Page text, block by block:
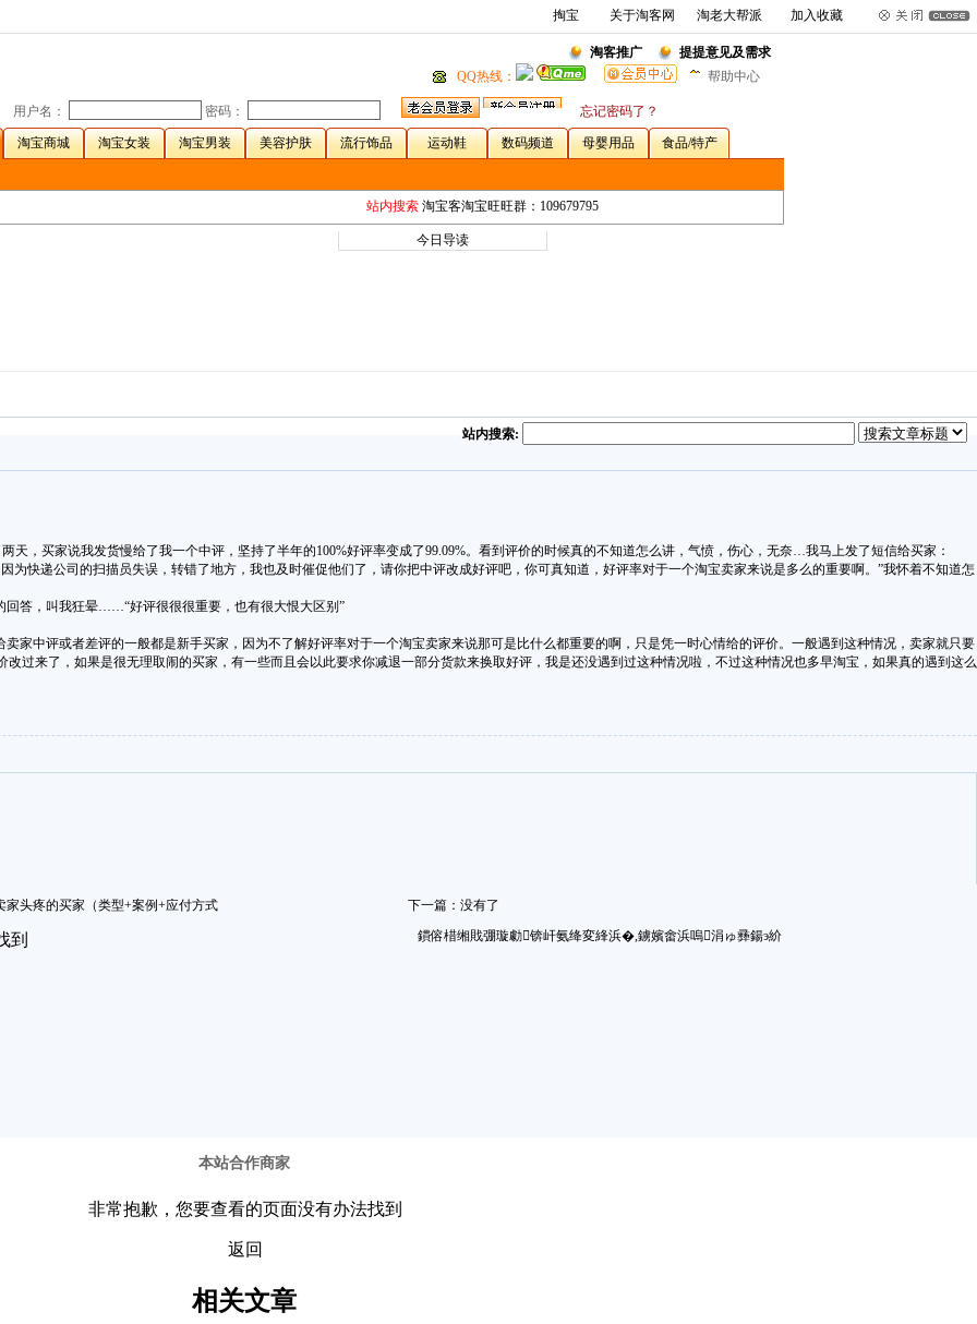
掏宝 关于淘客网 淘老大帮派 加入收藏
提提意见及需求
淘客推广
帮助中心
QQ热线：
用户名： 密码： 忘记密码了？
淘宝商城 淘宝女装 淘宝男装 美容护肤 流行饰品 运动鞋 数码频道 母婴用品 食品/特产
站内搜索 淘宝客淘宝旺旺群：109679795
今日导读
站内搜索:
买家说我发货慢给了我一个中评，坚持了半年的100%好评率变成了99.09%。看到评价的时候真的不知道怎么讲，气愤，伤心，无奈…我马上发了短信给买家：
递公司的扫描员失误，转错了地方，我也及时催促他们了，请你把中评改成好评吧，你可真知道，好评率对于一个淘宝卖家来说是多么的重要啊。”我怀着不知道怎
答，叫我狂晕……“好评很很很重要，也有很大恨大区别”
评或者差评的一般都是新手买家，因为不了解好评率对于一个淘宝卖家来说那可是比什么都重要的啊，只是凭一时心情给的评价。一般遇到这种情况，卖家就只要
过来了，如果是很无理取闹的买家，有一些而且会以此要求你减退一部分货款来换取好评，我是还没遇到过这种情况啦，不过这种情况也多早淘宝 ，如果真的遇到这么
家头疼的买家（类型+案例+应付方式 下一篇：没有了
本站合作商家
相关文章